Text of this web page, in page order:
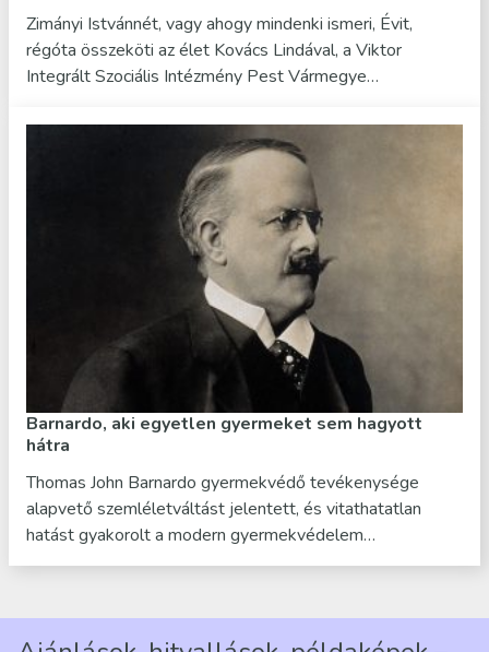
Zimányi Istvánnét, vagy ahogy mindenki ismeri, Évit,
régóta összeköti az élet Kovács Lindával, a Viktor
Integrált Szociális Intézmény Pest Vármegye…
Barnardo, aki egyetlen gyermeket sem hagyott
hátra
Thomas John Barnardo gyermekvédő tevékenysége
alapvető szemléletváltást jelentett, és vitathatatlan
hatást gyakorolt a modern gyermekvédelem…